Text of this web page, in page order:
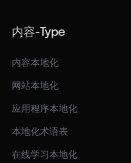
内容-Type
内容本地化
网站本地化
应用程序本地化
本地化术语表
在线学习本地化